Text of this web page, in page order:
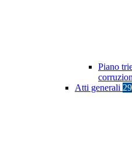
Piano
Atti generali 29